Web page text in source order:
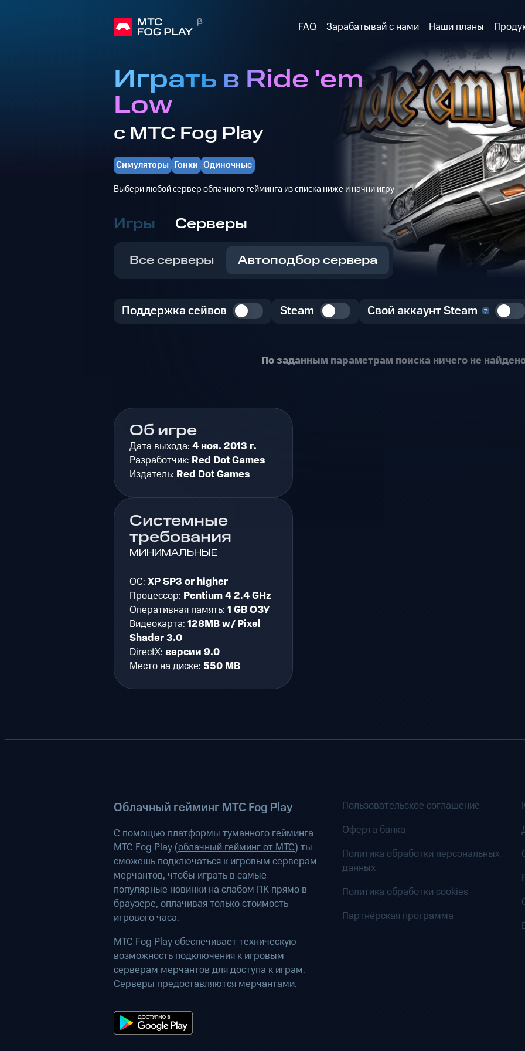
FAQ Зарабатывай с нами Наши планы
Играть в Ride 'em
Low
с МТС Fog Play
Симуляторы Гонки Одиночные
Выбери любой сервер облачного гейминга из списка ниже и начни игру
Игры Серверы
Все серверы Автоподбор сервера
Поддержка сейвов Steam Свой аккаунт Steam
По заданным параметрам поиска ничего не
Об игре
Дата выхода: 4 ноя. 2013 г.
Разработчик: Red Dot Games
Издатель: Red Dot Games
Системные
требования
МИНИМАЛЬНЫЕ
ОС: XP SP3 or higher
Процессор: Pentium 4 2.4 GHz
Оперативная память: 1 GB ОЗУ
Видеокарта: 128MB w/ Pixel
Shader 3.0
DirectX: версии 9.0
Место на диске: 550 MB
Облачный гейминг МТС Fog Play
С помощью платформы туманного гейминга
МТС Fog Play (облачный гейминг от МТС) ты
сможешь подключаться к игровым серверам
мерчантов, чтобы играть в самые
популярные новинки на слабом ПК прямо в
браузере, оплачивая только стоимость
игрового часа.
МТС Fog Play обеспечивает техническую
возможность подключения к игровым
серверам мерчантов для доступа к играм.
Серверы предоставляются мерчантами.
Пользовательское соглашение
Оферта банка
Политика обработки персональных
данных
Политика обработки cookies
Партнёрская программа